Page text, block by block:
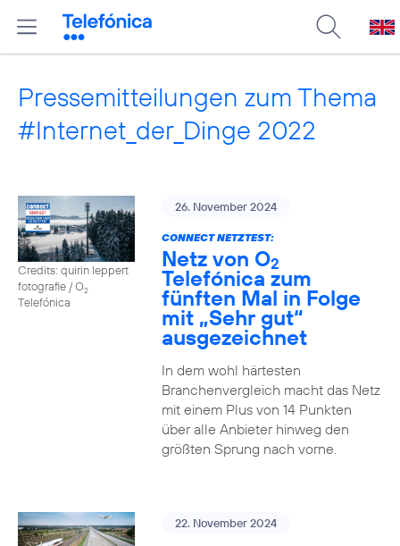
Pressemitteilungen zum Thema
#Internet_der_Dinge 2022
Credits: quirin leppert
fotografie / O2
Telefónica
26. November 2024
CONNECT NETZTEST:
Netz von O2
Telefónica zum
fünften Mal in Folge
mit „Sehr gut“
ausgezeichnet
In dem wohl härtesten
Branchenvergleich macht das Netz
mit einem Plus von 14 Punkten
über alle Anbieter hinweg den
größten Sprung nach vorne.
22. November 2024